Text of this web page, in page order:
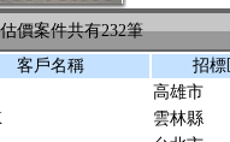
價案件共有232筆
客戶名稱
招標
高雄市
雲林縣